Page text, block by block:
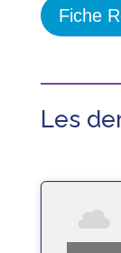
Fiche
Les